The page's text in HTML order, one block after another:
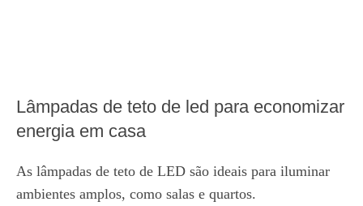
Lâmpadas de teto de led para economizar
energia em casa
As lâmpadas de teto de LED são ideais para iluminar
ambientes amplos, como salas e quartos.